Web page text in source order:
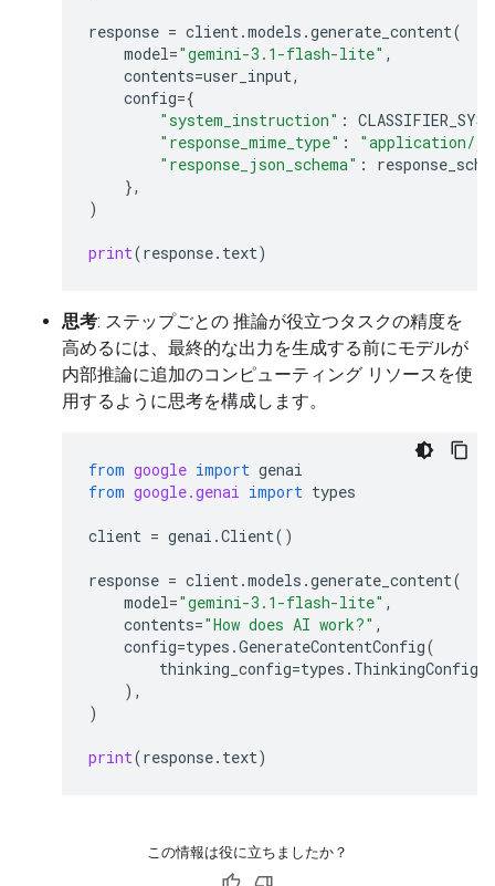
response = client.models .generate_content(
model="gemini-3.1-flash-lite" ,
contents=user_input,
config={
"system_instruction" :
"response_mime_type" :
"application/
"response_json_schema" :
},
)
print(response. text)
思考: ステップごとの 推論が役立つタスクの精度を
高めるには、最終的な出力を生成する前にモデルが
内部推論に追加のコンピューティング リソースを使
用するように思考を構成します。
from google import genai
from google.genai import types
client = genai .Client()
response = client.models .generate_content(
model="gemini-3.1-flash-lite" ,
contents="How does AI work?" ,
config=types .GenerateContentConfig(
thinking_config=types . ThinkingConfig
),
)
print(response. text)
この情報は役に立ちましたか？